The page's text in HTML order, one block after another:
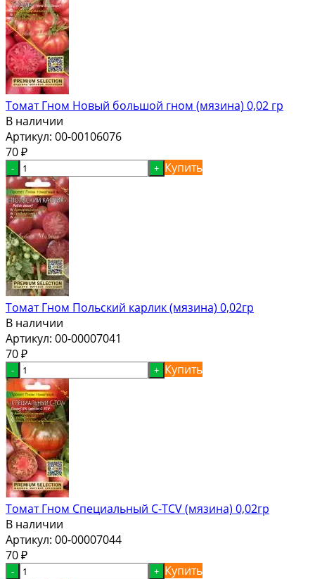
Томат Гном Новый большой гном (мязина) 0,02 гр
В наличии
Артикул: 00-00106076
70 ₽
- + Купить
Томат Гном Польский карлик (мязина) 0,02гр
В наличии
Артикул: 00-00007041
70 ₽
- + Купить
Томат Гном Специальный C-TCV (мязина) 0,02гр
В наличии
Артикул: 00-00007044
70 ₽
- + Купить